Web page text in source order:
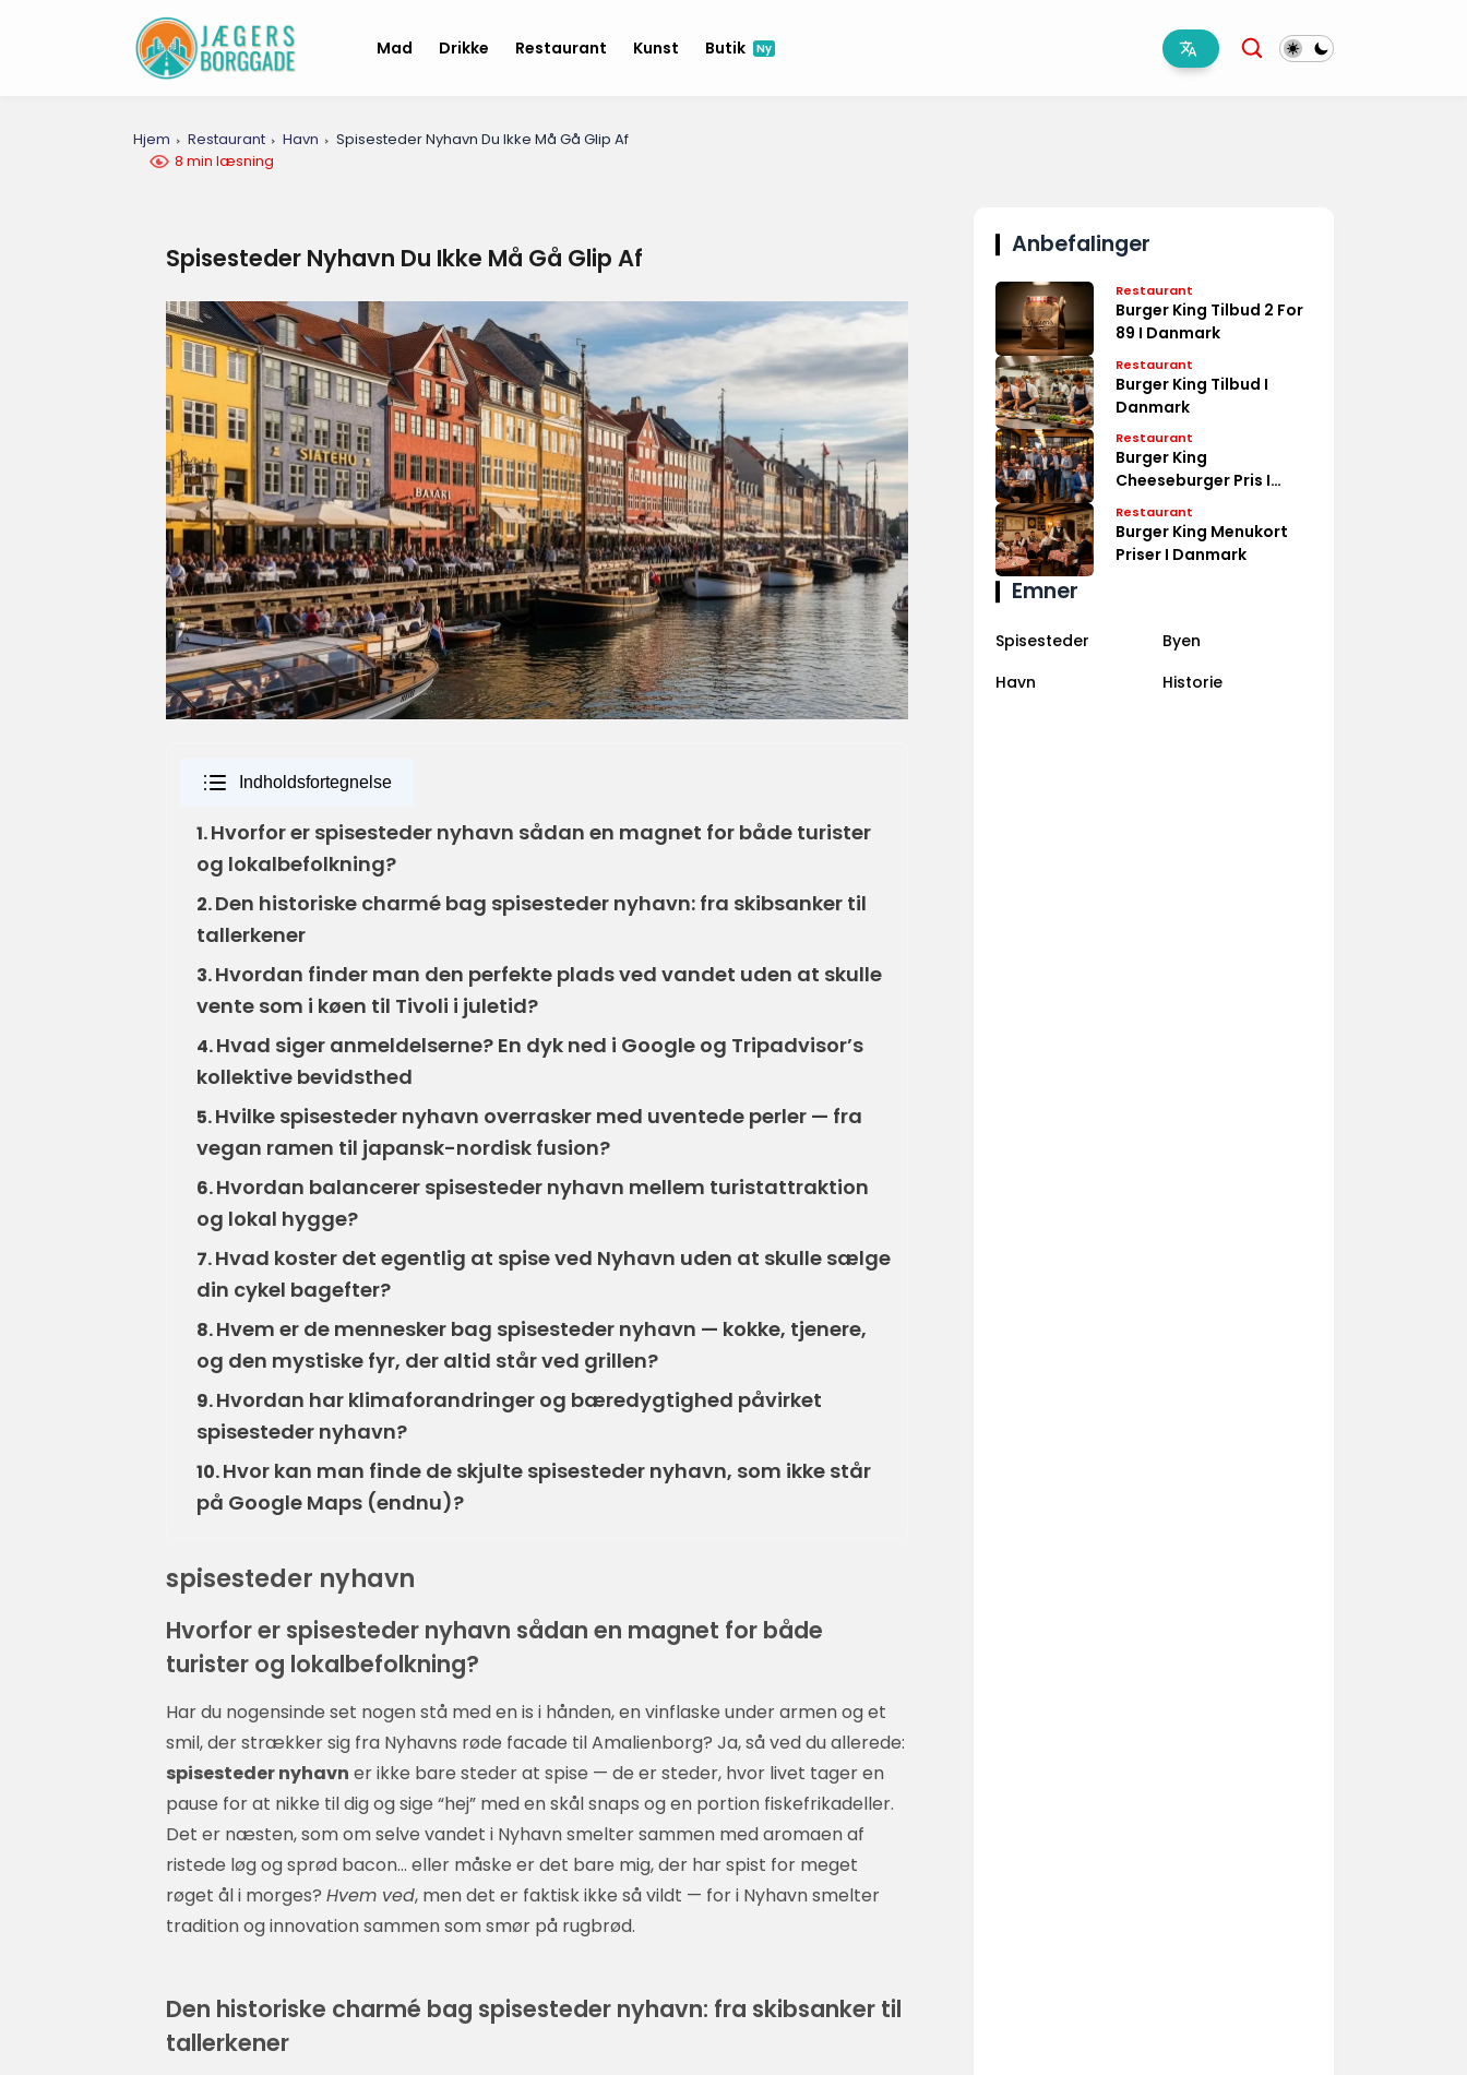
Mad Drikke Restaurant Kunst Butik Ny
Hjem Restaurant Havn
Spisesteder Nyhavn Du Ikke Må Gå Glip Af
8 min læsning
Spisesteder Nyhavn Du Ikke Må Gå Glip Af
Indholdsfortegnelse
1.Hvorfor er spisesteder nyhavn sådan en magnet for både turister
og lokalbefolkning?
2.Den historiske charmé bag spisesteder nyhavn: fra skibsanker til
tallerkener
3.Hvordan finder man den perfekte plads ved vandet uden at skulle
vente som i køen til Tivoli i juletid?
4.Hvad siger anmeldelserne? En dyk ned i Google og Tripadvisor’s
kollektive bevidsthed
5.Hvilke spisesteder nyhavn overrasker med uventede perler — fra
vegan ramen til japansk-nordisk fusion?
6.Hvordan balancerer spisesteder nyhavn mellem turistattraktion
og lokal hygge?
7.Hvad koster det egentlig at spise ved Nyhavn uden at skulle sælge
din cykel bagefter?
8.Hvem er de mennesker bag spisesteder nyhavn — kokke, tjenere,
og den mystiske fyr, der altid står ved grillen?
9.Hvordan har klimaforandringer og bæredygtighed påvirket
spisesteder nyhavn?
10.Hvor kan man finde de skjulte spisesteder nyhavn, som ikke står
på Google Maps (endnu)?
spisesteder nyhavn
Hvorfor er spisesteder nyhavn sådan en magnet for både
turister og lokalbefolkning?
Har du nogensinde set nogen stå med en is i hånden, en vinflaske under armen og et
smil, der strækker sig fra Nyhavns røde facade til Amalienborg? Ja, så ved du allerede:
spisesteder nyhavn er ikke bare steder at spise — de er steder, hvor livet tager en
pause for at nikke til dig og sige “hej” med en skål snaps og en portion fiskefrikadeller.
Det er næsten, som om selve vandet i Nyhavn smelter sammen med aromaen af
ristede løg og sprød bacon… eller måske er det bare mig, der har spist for meget
røget ål i morges? Hvem ved, men det er faktisk ikke så vildt — for i Nyhavn smelter
tradition og innovation sammen som smør på rugbrød.
Den historiske charmé bag spisesteder nyhavn: fra skibsanker til
tallerkener
Anbefalinger
Restaurant
Burger King Tilbud 2 For
89 I Danmark
Restaurant
Burger King Tilbud I
Danmark
Restaurant
Burger King
Cheeseburger Pris I
Danmark
Restaurant
Burger King Menukort
Priser I Danmark
Emner
Spisesteder
Byen
Havn
Historie